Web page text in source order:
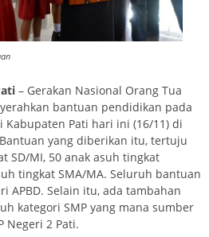
– Gerakan Nasional Orang Tua
bantuan pendidikan pada
Kabupaten Pati hari ini (16/11) di
yang diberikan itu, tertuju
SD/MI, 50 anak asuh tingkat
tingkat SMA/MA. Seluruh bantuan
APBD. Selain itu, ada tambahan
kategori SMP yang mana sumber
Negeri 2 Pati.